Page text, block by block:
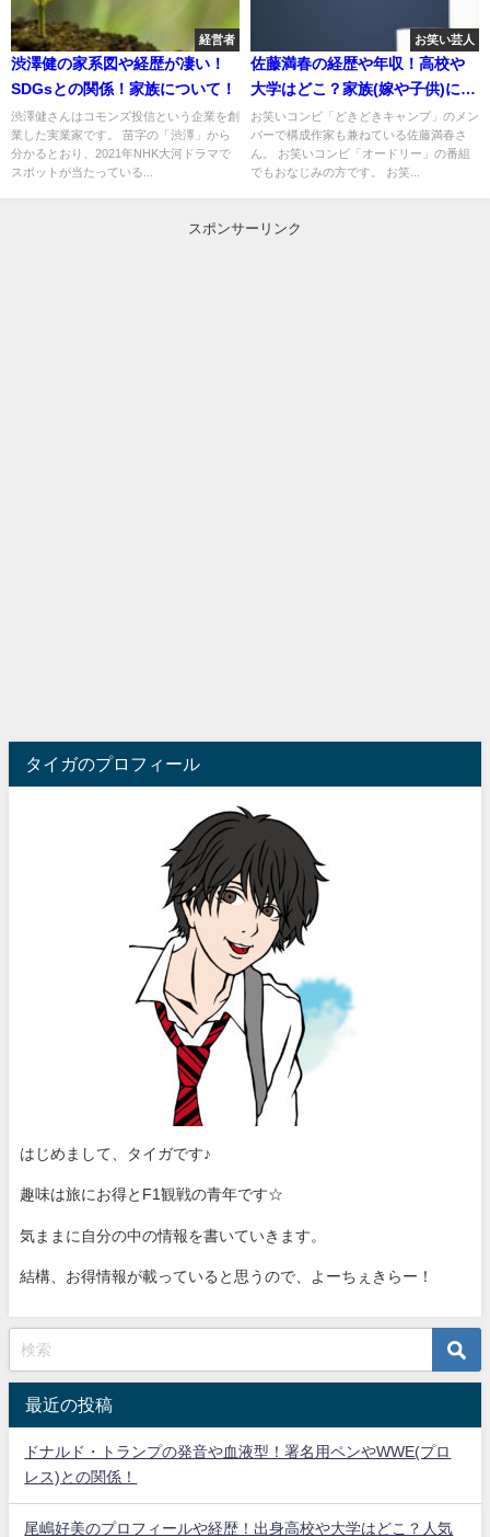
経営者
渋澤健の家系図や経歴が凄い！
SDGsとの関係！家族について！
渋澤健さんはコモンズ投信という企業を創
業した実業家です。 苗字の「渋澤」から
分かるとおり、2021年NHK大河ドラマで
スポットが当たっている...
お笑い芸人
佐藤満春の経歴や年収！高校や
大学はどこ？家族(嫁や子供)につ
いて！
お笑いコンビ「どきどきキャンプ」のメン
バーで構成作家も兼ねている佐藤満春さ
ん。 お笑いコンビ「オードリー」の番組
でもおなじみの方です。 お笑...
スポンサーリンク
タイガのプロフィール
はじめまして、タイガです♪
趣味は旅にお得とF1観戦の青年です☆
気ままに自分の中の情報を書いていきます。
結構、お得情報が載っていると思うので、よーちぇきらー！
最近の投稿
ドナルド・トランプの発音や血液型！署名用ペンやWWE(プロ
レス)との関係！
尾嶋好美のプロフィールや経歴！出身高校や大学はどこ？人気